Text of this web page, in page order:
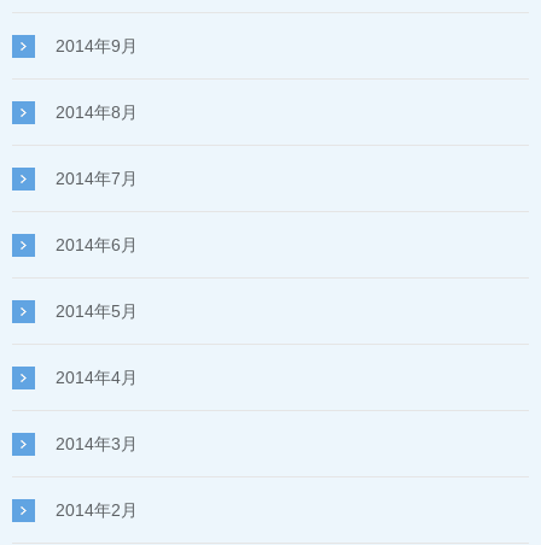
2014年9月
2014年8月
2014年7月
2014年6月
2014年5月
2014年4月
2014年3月
2014年2月